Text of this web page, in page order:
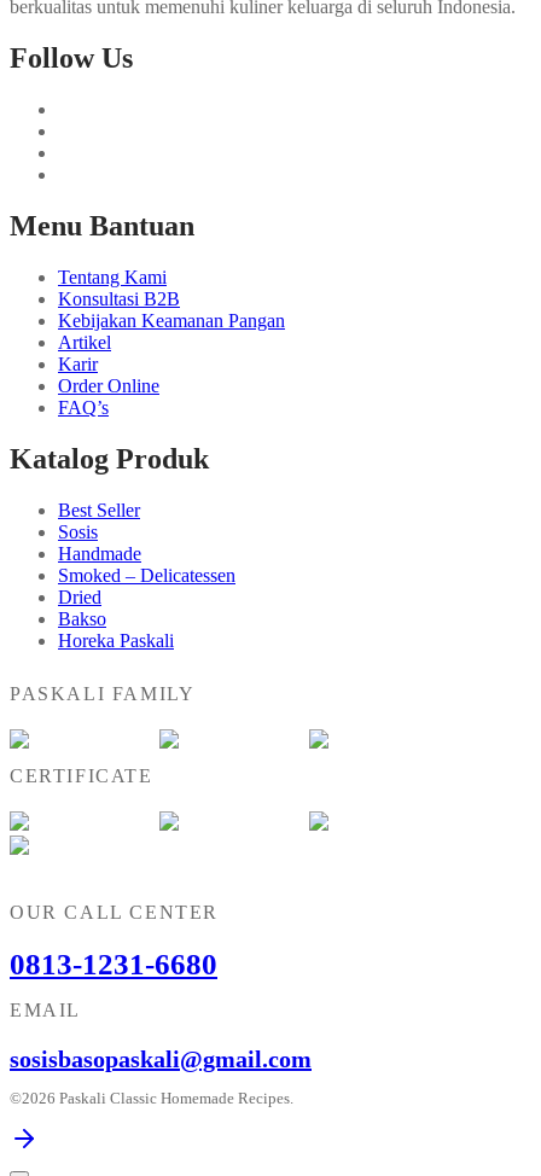
berkualitas untuk memenuhi kuliner keluarga di seluruh Indonesia.
Follow Us
Menu Bantuan
Tentang Kami
Konsultasi B2B
Kebijakan Keamanan Pangan
Artikel
Karir
Order Online
FAQ’s
Katalog Produk
Best Seller
Sosis
Handmade
Smoked – Delicatessen
Dried
Bakso
Horeka Paskali
PASKALI FAMILY
CERTIFICATE
OUR CALL CENTER
0813-1231-6680
EMAIL
sosisbasopaskali@gmail.com
©2026 Paskali Classic Homemade Recipes.